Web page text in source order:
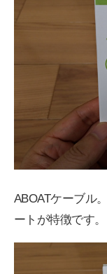
ABOATケーブル
ートが特徴です。